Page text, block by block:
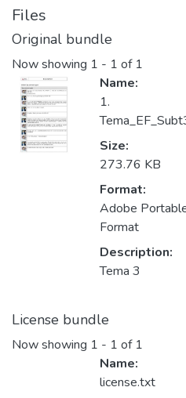
Files
Original bundle
Now showing 1 - 1 of 1
Name:
1.
Size:
273.76 KB
Format:
Adobe
Format
Description:
Tema 3
License bundle
Now showing 1 - 1 of 1
Name:
license.txt